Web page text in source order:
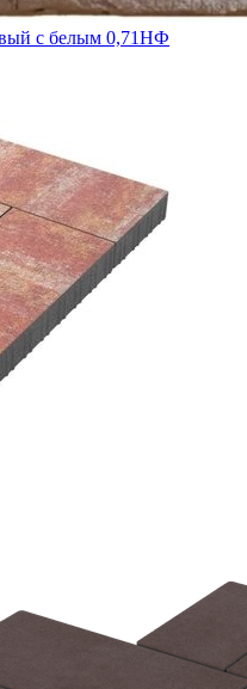
с белым 0,71НФ